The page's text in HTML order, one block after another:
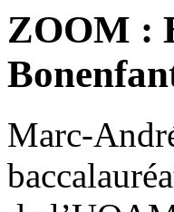
ZOOM :
Marc-